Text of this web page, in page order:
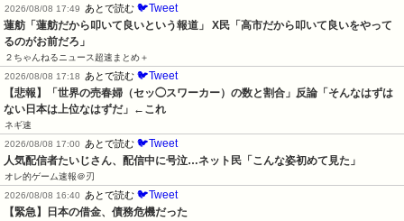
2026/08/08 17:49
あとで読む 🐦Tweet
蓮舫「蓮舫だから叩いて良いという報道」 X民「高市だから叩いて良いをやって
るのがお前だろ」
２ちゃんねるニュース超速まとめ＋
2026/08/08 17:18
あとで読む 🐦Tweet
【悲報】「世界の売春婦（セッ◯スワーカー）の数と割合」反論「そんなはずは
ない日本は上位なはずだ」←これ
ネギ速
2026/08/08 17:00
あとで読む 🐦Tweet
人気配信者たいじさん、配信中に号泣…ネット民「こんな姿初めて見た」
オレ的ゲーム速報＠刃
2026/08/08 16:40
あとで読む 🐦Tweet
【緊急】日本の借金、債務危機だった